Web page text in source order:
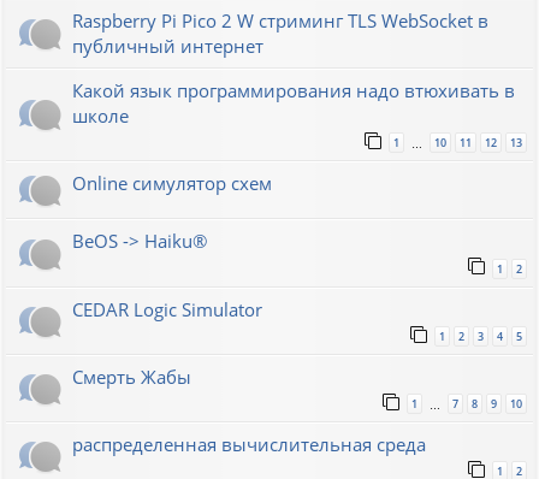
Raspberry Pi Pico 2 W стриминг TLS WebSocket в
публичный интернет
Какой язык программирования надо втюхивать в
школе
1 … 10 11 12 13
Online симулятор схем
BeOS -> Haiku®
1 2
CEDAR Logic Simulator
1 2 3 4 5
Смерть Жабы
1 7 8 9 10
распределенная вычислительная среда
1 2